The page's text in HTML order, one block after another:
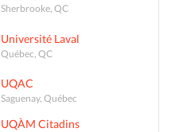
Sherbrooke, QC
Université Laval
Québec, QC
UQAC
Saguenay, Québec
UQÀM Citadins